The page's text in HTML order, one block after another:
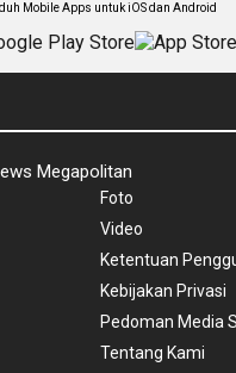
Mobile Apps untuk iOS dan Android
Megapolitan
Foto
Video
Ketentuan
Kebijakan Privasi
Pedoman Media
Tentang Kami